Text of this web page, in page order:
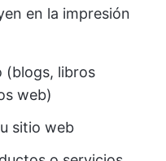
en la impresión
(blogs, libros
web)
sitio web